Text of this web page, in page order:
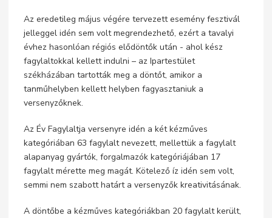
Az eredetileg május végére tervezett esemény fesztivál
jelleggel idén sem volt megrendezhető, ezért a tavalyi
évhez hasonlóan régiós elődöntők után - ahol kész
fagylaltokkal kellett indulni – az Ipartestület
székházában tartották meg a döntőt, amikor a
tanműhelyben kellett helyben fagyasztaniuk a
versenyzőknek.
Az Év Fagylaltja versenyre idén a két kézműves
kategóriában 63 fagylalt nevezett, mellettük a fagylalt
alapanyag gyártók, forgalmazók kategóriájában 17
fagylalt mérette meg magát. Kötelező íz idén sem volt,
semmi nem szabott határt a versenyzők kreativitásának.
A döntőbe a kézműves kategóriákban 20 fagylalt került,